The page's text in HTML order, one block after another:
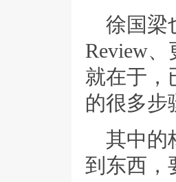
徐国梁
Review
就在于，
的很多步
其中的
到东西，